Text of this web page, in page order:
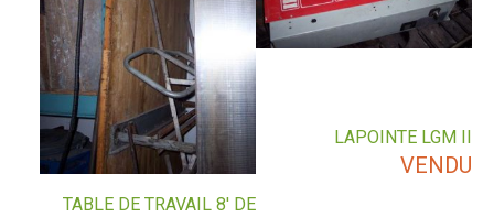
LAPOINTE LGM II
VENDU
TABLE DE TRAVAIL 8′ DE